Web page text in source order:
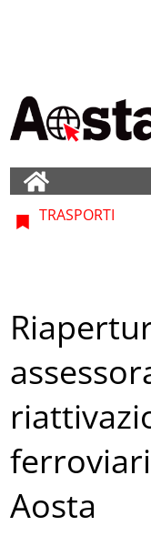
TRASPORTI
Aosta